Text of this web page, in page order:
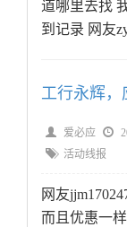
道哪里去找
到记录 网友
工行永辉，
爱必应
活动线报
网友
而且优惠一